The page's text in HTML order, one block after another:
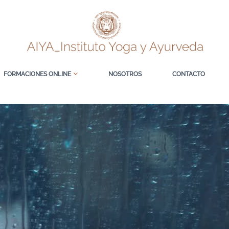
FORMACIONES ONLINE NOSOTROS CONTACTO